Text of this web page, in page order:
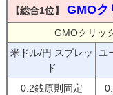
【総合1位】 GMOク
GMOクリッ
米ドル/円 スプレッ
ド
ユ
0.2銭原則固定